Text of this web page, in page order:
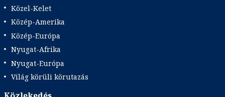
Közel-Kelet
Közép-Amerika
Közép-Európa
Nyugat-Afrika
Nyugat-Európa
Világ körüli körutazás